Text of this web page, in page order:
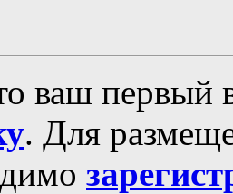
ваш первый
. Для